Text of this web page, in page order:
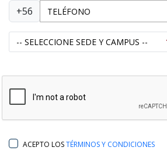
+56
ACEPTO LOSTÉRMINOS Y CONDICIONES